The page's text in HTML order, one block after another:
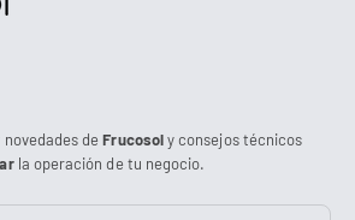
deFrucosoly consejos técnicos
la operación de tu negocio.